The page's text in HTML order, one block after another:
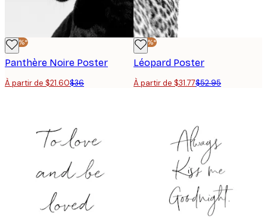
-40%*
Panthère Noire Poster
À partir de $21.60$36
-40%*
Léopard Poster
À partir de $31.77$52.95